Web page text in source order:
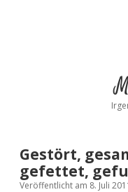
Gestört,
gefettet,
Veröffentlicht am 8. Juli